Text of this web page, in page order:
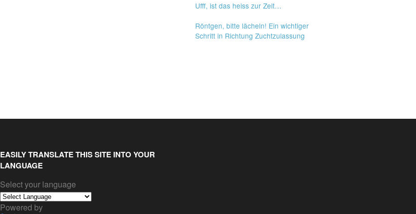
Ufff, ist das heiss zur Zeit…
Röntgen, bitte lächeln! Ein wichtiger
Schritt in Richtung Zuchtzulassung
EASILY TRANSLATE THIS SITE INTO YOUR
LANGUAGE
Select your language
Powered by